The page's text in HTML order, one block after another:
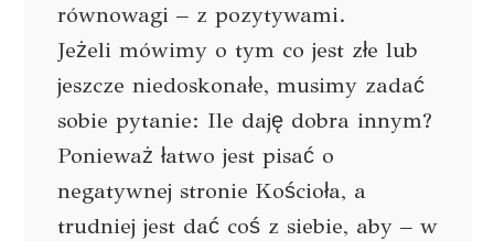
równowagi – z pozytywami.
Jeżeli mówimy o tym co jest złe lub
jeszcze niedoskonałe, musimy zadać
sobie pytanie: Ile daję dobra innym?
Ponieważ łatwo jest pisać o
negatywnej stronie Kościoła, a
trudniej jest dać coś z siebie, aby – w